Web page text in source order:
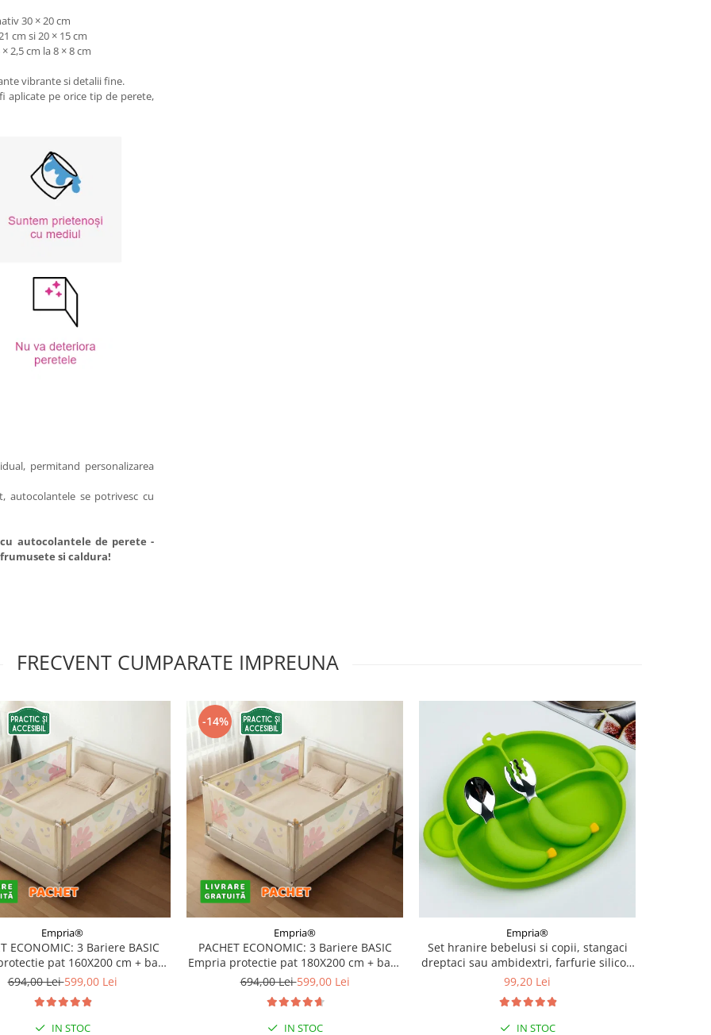
30 × 20 cm
cm si 20 × 15 cm
2,5 cm la 8 × 8 cm
vibrante si detalii fine.
aplicate pe orice tip de perete,
permitand personalizarea
autocolantele se potrivesc cu
autocolantele de perete -
si caldura!
FRECVENT CUMPARATE IMPREUNA
Empria®
ECONOMIC: 3 Bariere BASIC
pat 160X200 cm + bara
stabilizatoare
694,00 Lei599,00 Lei
IN STOC
-14%
Empria®
PACHET ECONOMIC: 3 Bariere BASIC
Empria protectie pat 180X200 cm + bara
stabilizatoare
694,00 Lei599,00 Lei
IN STOC
Empria®
Set hranire bebelusi si copii, stangaci
dreptaci sau ambidextri, farfurie silicon
si tacamuri metalice, silicon fara
culori
99,20 Lei
IN STOC